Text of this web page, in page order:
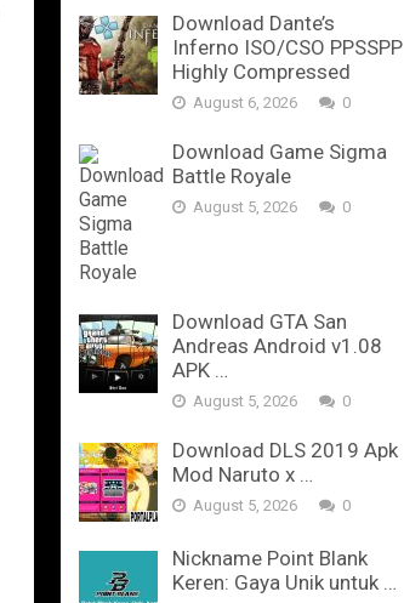
Download Dante’s
Inferno ISO/CSO PPSSPP
Highly Compressed
August 6, 2026 0
Download Game Sigma
Battle Royale
August 5, 2026 0
Download GTA San
Andreas Android v1.08
APK …
August 5, 2026 0
Download DLS 2019 Apk
Mod Naruto x …
August 5, 2026 0
Nickname Point Blank
Keren: Gaya Unik untuk …